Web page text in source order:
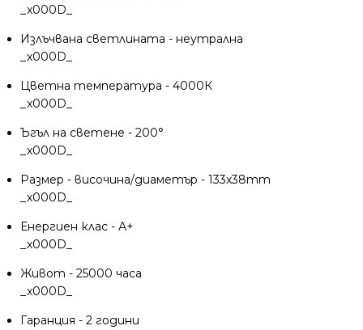
_x000D_
Излъчвана светлината - неутрална
_x000D_
Цветна температура - 4000К
_x000D_
Ъгъл на светене - 200°
_x000D_
Размер - височина/диаметър - 133x38mm
_x000D_
Енергиен клас - А+
_x000D_
Живот - 25000 часа
_x000D_
Гаранция - 2 години